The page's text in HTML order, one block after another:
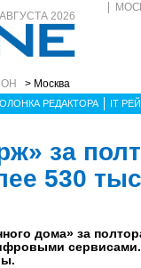
2026
> Москва
РЕДАКТОРА IT
за
530
дома» за